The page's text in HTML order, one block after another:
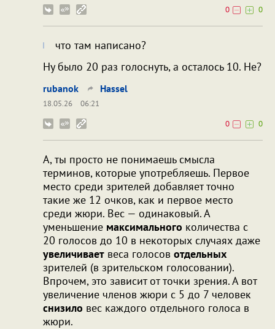
0
0
что там написано?
Ну было 20 раз голоснуть, а осталось 10. Не?
rubanok Hassel
18.05.26
06:21
0
0
А, ты просто не понимаешь смысла
терминов, которые употребляешь. Первое
место среди зрителей добавляет точно
такие же 12 очков, как и первое место
среди жюри. Вес — одинаковый. А
уменьшение максимального количества с
20 голосов до 10 в некоторых случаях даже
увеличивает веса голосов отдельных
зрителей (в зрительском голосовании).
Впрочем, это зависит от точки зрения. А вот
увеличение членов жюри с 5 до 7 человек
снизило вес каждого отдельного голоса в
жюри.